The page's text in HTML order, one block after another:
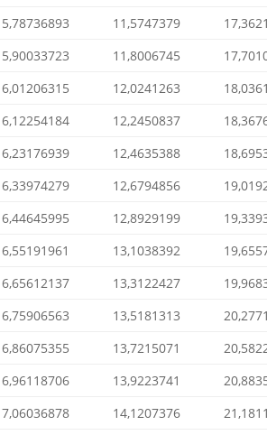
5,78736893 11,5747379
5,90033723 11,8006745
6,01206315 12,0241263
6,12254184 12,2450837
6,23176939 12,4635388
6,33974279 12,6794856
6,44645995 12,8929199
6,55191961 13,1038392
6,65612137 13,3122427
6,75906563 13,5181313
6,86075355 13,7215071
6,96118706 13,9223741
7,06036878 14,1207376